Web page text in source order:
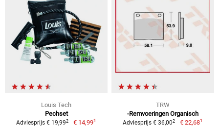
Louis Tech
Pechset
Adviesprijs € 19,992 € 14,991
TRW
-Remvoeringen Organisch
Adviesprijs € 36,002 € 22,681